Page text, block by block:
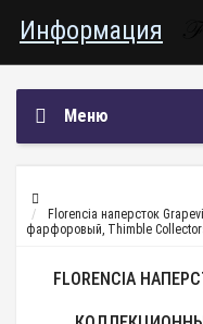
Информация
Меню
Florencia наперсток
фарфоровый, Thimble
FLORENCIA